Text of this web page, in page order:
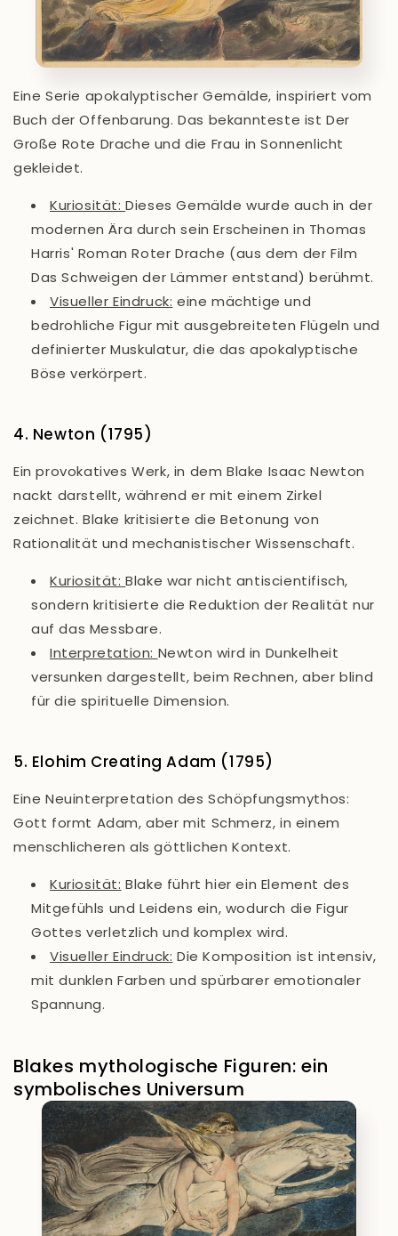
Eine Serie apokalyptischer Gemälde, inspiriert vom
Buch der Offenbarung. Das bekannteste istDer
Große Rote Drache und die Frau in Sonnenlicht
gekleidet.
Kuriosität:Dieses Gemälde wurde auch in der
modernen Ära durch sein Erscheinen in Thomas
Harris' RomanRoter Drache (aus dem der Film
Das Schweigen der Lämmer entstand) berühmt.
Visueller Eindruck: eine mächtige und
bedrohliche Figur mit ausgebreiteten Flügeln und
definierter Muskulatur, die das apokalyptische
Böse verkörpert.
4. Newton (1795)
Ein provokatives Werk, in dem Blake Isaac Newton
nackt darstellt, während er mit einem Zirkel
zeichnet. Blake kritisierte die Betonung von
Rationalität und mechanistischer Wissenschaft.
Kuriosität:Blake war nicht antiscientifisch,
sondern kritisierte die Reduktion der Realität nur
auf das Messbare.
Interpretation: Newton wird in Dunkelheit
versunken dargestellt, beim Rechnen, aber blind
für die spirituelle Dimension.
5. Elohim Creating Adam (1795)
Eine Neuinterpretation des Schöpfungsmythos:
Gott formt Adam, aber mit Schmerz, in einem
menschlicheren als göttlichen Kontext.
Kuriosität: Blake führt hier ein Element des
Mitgefühls und Leidens ein, wodurch die Figur
Gottes verletzlich und komplex wird.
Visueller Eindruck: Die Komposition ist intensiv,
mit dunklen Farben und spürbarer emotionaler
Spannung.
Blakes mythologische Figuren: ein
symbolisches Universum